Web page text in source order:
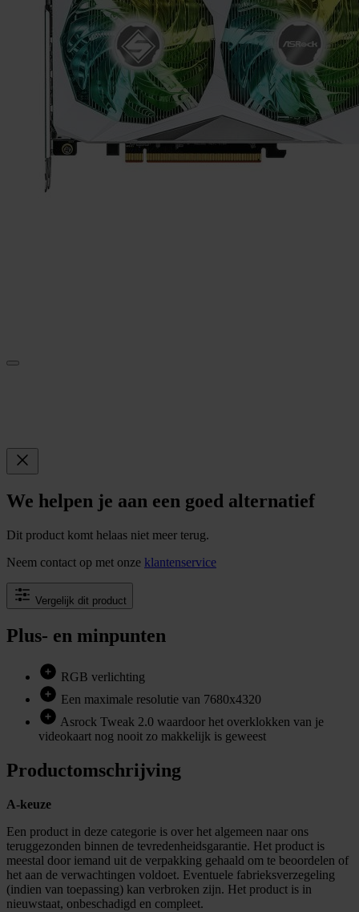
We helpen je aan een goed alternatief
Dit product komt helaas niet meer terug.
Neem contact op met onze klantenservice
Vergelijk dit product
Plus- en minpunten
RGB verlichting
Een maximale resolutie van 7680x4320
Asrock Tweak 2.0 waardoor het overklokken van je
videokaart nog nooit zo makkelijk is geweest
Productomschrijving
A-keuze
Een product in deze categorie is over het algemeen naar ons
teruggezonden binnen de tevredenheidsgarantie. Het product is
meestal door iemand uit de verpakking gehaald om te beoordelen of
het aan de verwachtingen voldoet. Eventuele fabrieksverzegeling
(indien van toepassing) kan verbroken zijn. Het product is in
nieuwstaat, onbeschadigd en compleet.